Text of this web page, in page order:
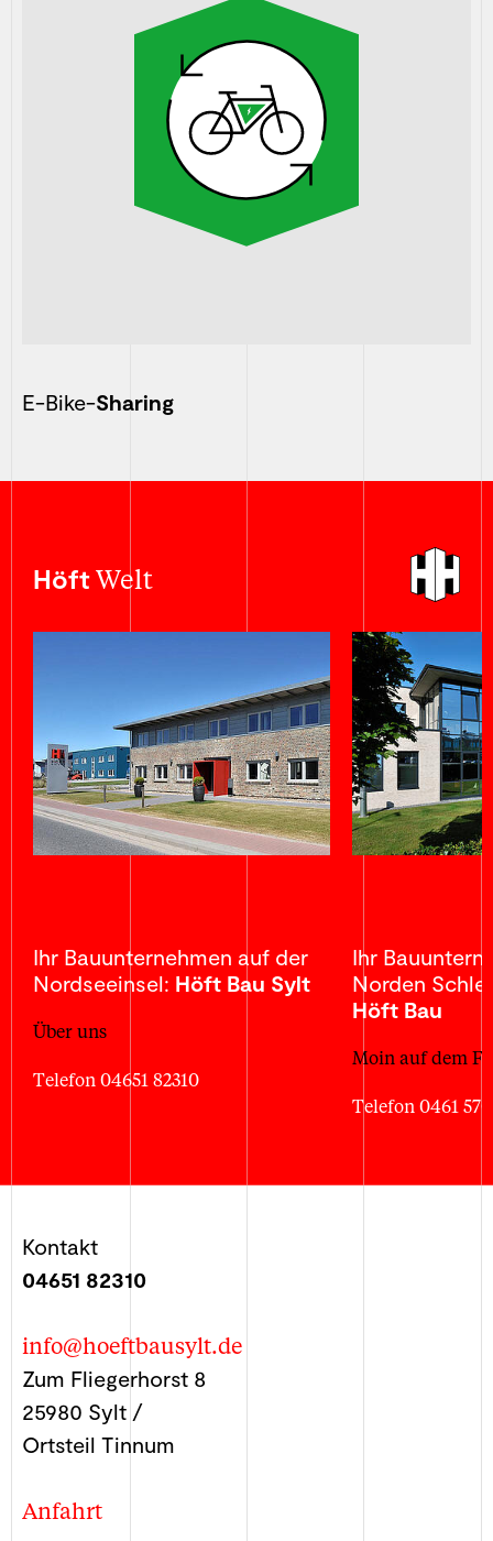
E-Bike-Sharing
HöftWelt
Ihr Bauunternehmen auf der
Nordseeinsel: Höft Bau Sylt
Über uns
Telefon 04651 82310
Ihr
Norden
Höft Bau
Moin auf dem
Telefon 0461
Kontakt
04651 82310
info@hoeftbausylt.de
Zum Fliegerhorst 8
25980 Sylt /
Ortsteil Tinnum
Anfahrt